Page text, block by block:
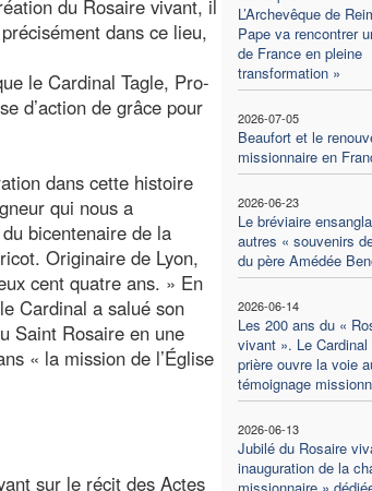
L’Archevêque de
Pape va rencontrer
de France en pleine
transformation »
2026-07-05
Beaufort et le
missionnaire en
2026-06-23
Le bréviaire
autres « souvenirs
du père Amédée
2026-06-14
Les 200 ans du «
vivant ». Le Cardinal
prière ouvre la voie
témoignage
2026-06-13
Jubilé du Rosaire
inauguration de la
du Rosaire vivant, il
dans ce lieu,
le Cardinal Tagle, Pro-
d’action de grâce pour
dans cette histoire
qui nous a
bicentenaire de la
Originaire de Lyon,
cent quatre ans. » En
Cardinal a salué son
Saint Rosaire en une
« la mission de l’Église
sur le récit des Actes